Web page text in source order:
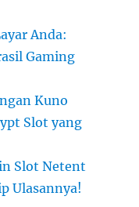
Anda:
Gaming
Kuno
Slot yang
Slot Netent
Ulasannya!